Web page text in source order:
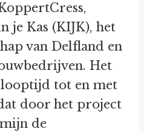
je Kas (KIJK), het
van Delfland en
Het
tot en met
door het project
de